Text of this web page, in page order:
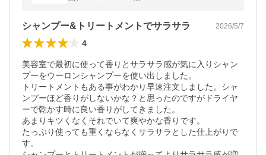
シャンプー&トリートメントでサラサラ 2026/5/7
4
美容室で最初に使って香りとサラサラ感が気に入りシャン
プーをウーロンシャンプーを使い出しました。
トリートメントもある事がわかり早速注文しました。シャ
ンプーほど香りがしないかな？と思ったのですがドライヤ
ーで乾かす時に良い香りがしてきました。
あまりキツくなくそれでいて爽やかな香りです。
たっぷり使っても重くならなくサラサラとした仕上がりで
す。